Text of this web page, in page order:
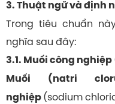
3. Thuật ngữ và định
Trong tiêu chuẩn
nghĩa sau đây:
3.1. Muối công nghiệp
Muối (natri
nghiệp(sodium